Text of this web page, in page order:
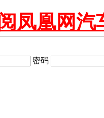
凤凰网汽
密码